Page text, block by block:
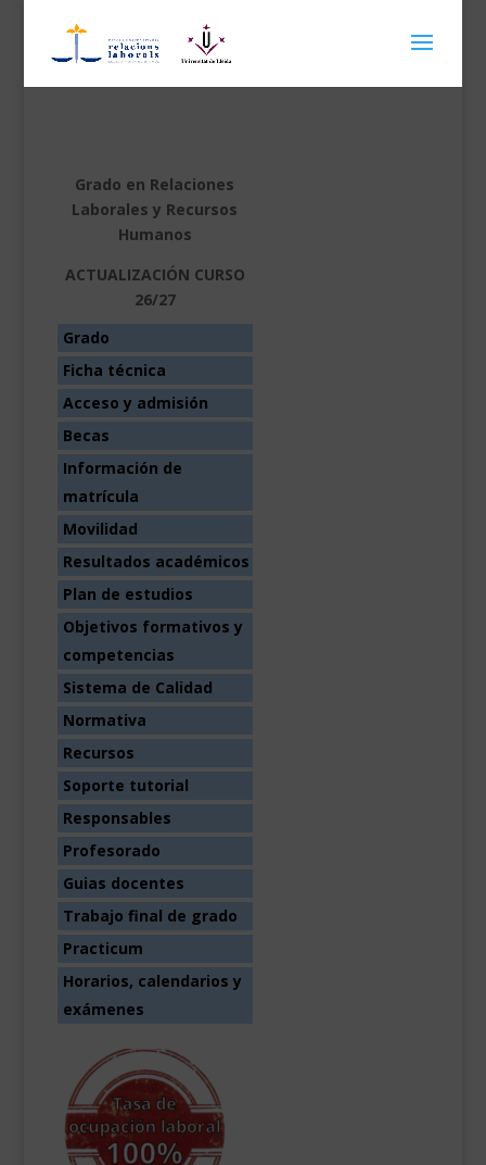
Grado en Relaciones
Laborales y Recursos
Humanos
ACTUALIZACIÓN CURSO
26/27
Grado
Ficha técnica
Acceso y admisión
Becas
Información de
matrícula
Movilidad
Resultados académicos
Plan de estudios
Objetivos formativos y
competencias
Sistema de Calidad
Normativa
Recursos
Soporte tutorial
Responsables
Profesorado
Guias docentes
Trabajo final de grado
Practicum
Horarios, calendarios y
exámenes